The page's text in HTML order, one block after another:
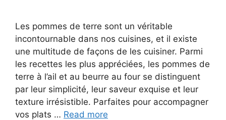
Les pommes de terre sont un véritable
incontournable dans nos cuisines, et il existe
une multitude de façons de les cuisiner. Parmi
les recettes les plus appréciées, les pommes de
terre à l’ail et au beurre au four se distinguent
par leur simplicité, leur saveur exquise et leur
texture irrésistible. Parfaites pour accompagner
vos plats … Read more